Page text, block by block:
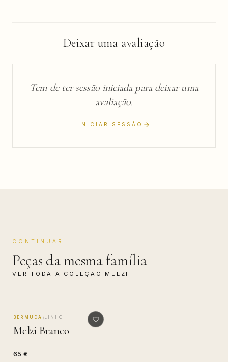
Deixar uma avaliação
Tem de ter sessão iniciada para deixar uma
avaliação.
INICIAR SESSÃO
CONTINUAR
Peças da mesma família
VER TODA A COLEÇÃO MELZI
MADE IN COMO
BERMUDA /LINHO
Melzi Branco
65 €